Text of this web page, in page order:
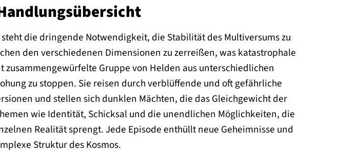
die dringende Notwendigkeit, die Stabilität des Multiversums zu
den verschiedenen Dimensionen zu zerreißen, was katastrophale
Gruppe von Helden aus unterschiedlichen
zu stoppen. Sie reisen durch verblüffende und oft gefährliche
und stellen sich dunklen Mächten, die das Gleichgewicht der
wie Identität, Schicksal und die unendlichen Möglichkeiten, die
Realität sprengt. Jede Episode enthüllt neue Geheimnisse und
Struktur des Kosmos.